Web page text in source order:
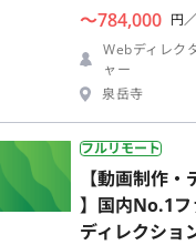
〜784,000 円
Webディレク
ャー
泉岳寺
フルリモート
【動画制作
】国内No.1フ
ディレクショ